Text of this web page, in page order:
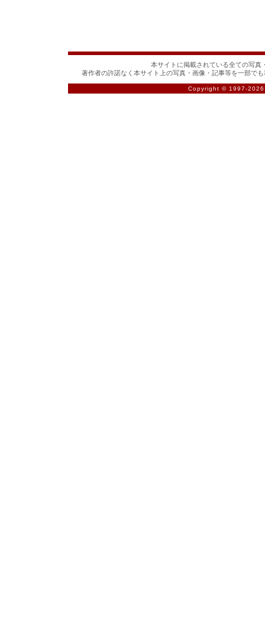
本サイトに掲載されている全ての写真
著作者の許諾なく本サイト上の写真・画像・記事等を一部で
Copyright © 1997-